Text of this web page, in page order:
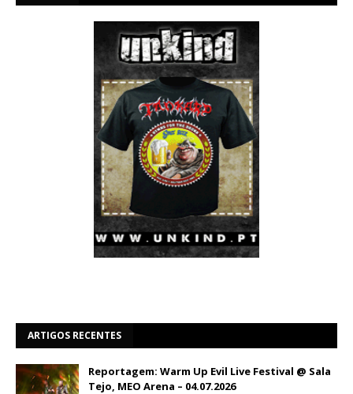
ARTIGOS RECENTES
Reportagem: Warm Up Evil Live Festival @ Sala
Tejo, MEO Arena – 04.07.2026